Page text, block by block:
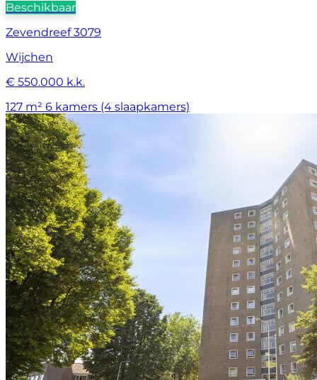
Beschikbaar
Zevendreef 3079
Wijchen
€ 550.000 k.k.
127 m² 6 kamers (4 slaapkamers)